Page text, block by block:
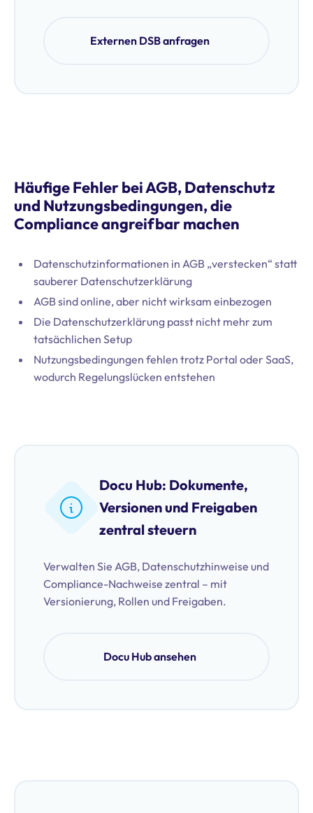
Externen DSB anfragen
Häufige Fehler bei AGB, Datenschutz
und Nutzungsbedingungen, die
Compliance angreifbar machen
Datenschutzinformationen in AGB „verstecken“ statt
sauberer Datenschutzerklärung
AGB sind online, aber nicht wirksam einbezogen
Die Datenschutzerklärung passt nicht mehr zum
tatsächlichen Setup
Nutzungsbedingungen fehlen trotz Portal oder SaaS,
wodurch Regelungslücken entstehen
Docu Hub: Dokumente,
Versionen und Freigaben
zentral steuern
Verwalten Sie AGB, Datenschutzhinweise und
Compliance-Nachweise zentral – mit
Versionierung, Rollen und Freigaben.
Docu Hub ansehen